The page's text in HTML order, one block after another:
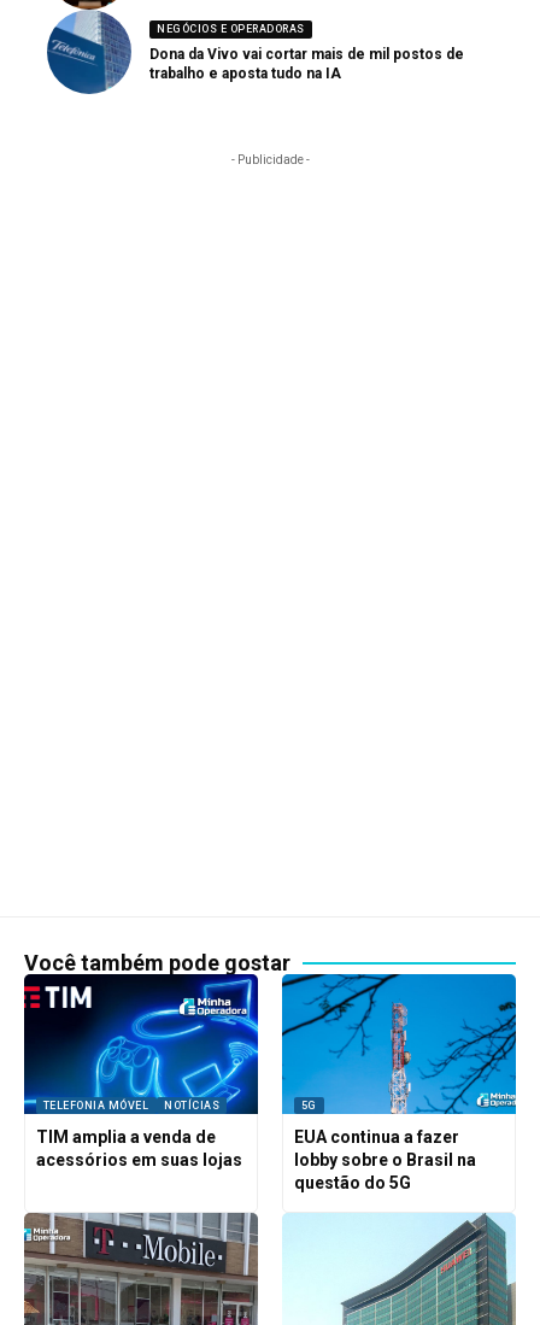
NEGÓCIOS E OPERADORAS
Dona da Vivo vai cortar mais de mil postos de
trabalho e aposta tudo na IA
- Publicidade -
Você também pode gostar
TELEFONIA MÓVEL NOTÍCIAS
TIM amplia a venda de
acessórios em suas lojas
5G
EUA continua a fazer
lobby sobre o Brasil na
questão do 5G